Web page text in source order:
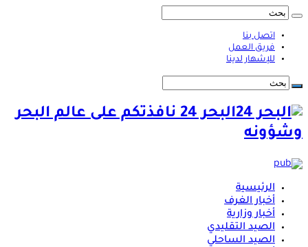
اتصل بنا
فريق العمل
للإشهار لدينا
البحر 24 نافذتكم على عالم البحر
وشؤونه
الرئيسية
أخبار الغرف
أخبار وزارية
الصيد التقليدي
الصيد الساحلي